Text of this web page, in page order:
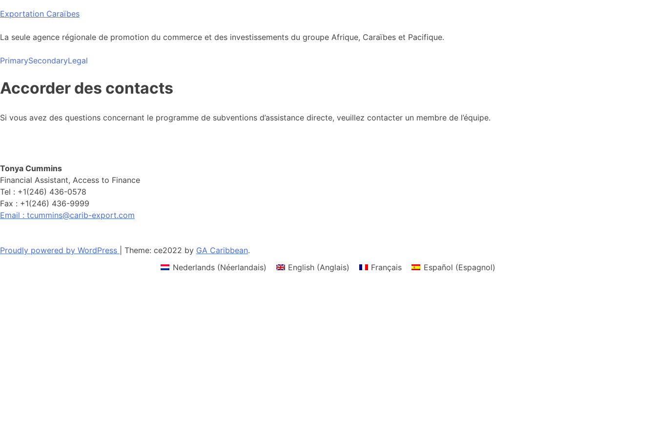
Skip
content
Exportation Caraïbes
La seule agence régionale de promotion du commerce et des investissements du groupe Afrique, Caraïbes et Pacifique.
PrimarySecondaryLegal
Accorder des contacts
Si vous avez des questions concernant le programme de subventions d’assistance directe, veuillez contacter un membre de l’équipe.
Tonya Cummins
Financial Assistant, Access to Finance
Tel : +1(246) 436-0578
Fax : +1(246) 436-9999
Email : tcummins@carib-export.com
Proudly powered by WordPress Theme: ce2022 by GA Caribbean.
Nederlands(Néerlandais) English (Anglais) Français Español (Espagnol)